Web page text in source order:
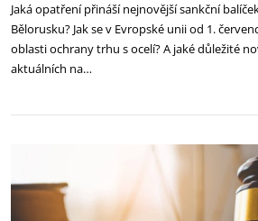
Jaká opatření přináší nejnovější sankční
Bělorusku? Jak se v Evropské unii od 1.
oblasti ochrany trhu s ocelí? A jaké důležité
aktuálních na…